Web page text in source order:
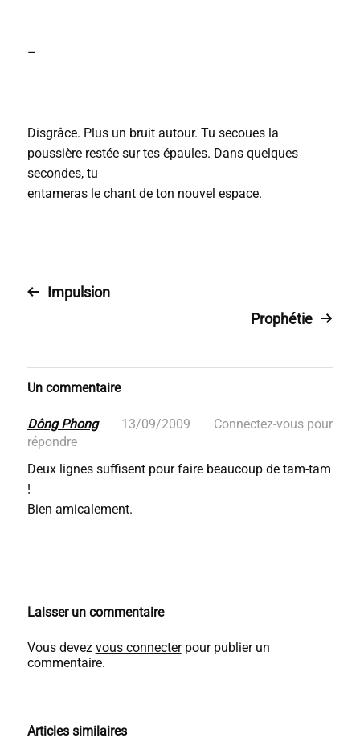
–
Disgrâce. Plus un bruit autour. Tu secoues la
poussière restée sur tes épaules. Dans quelques
secondes, tu
entameras le chant de ton nouvel espace.
Impulsion
Prophétie
Un commentaire
Dông Phong 13/09/2009
Connectez-vous pour
répondre
Deux lignes suffisent pour faire beaucoup de tam-tam
!
Bien amicalement.
Laisser un commentaire
Vous devez vous connecterpour publier un
commentaire.
Articles similaires